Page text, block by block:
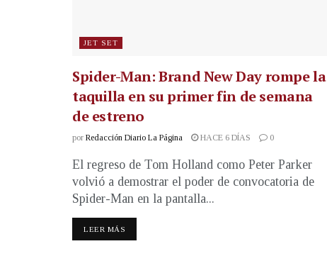
JET SET
Spider-Man: Brand New Day rompe la
taquilla en su primer fin de semana
de estreno
por Redacción Diario La Página HACE 6 DÍAS 0
El regreso de Tom Holland como Peter Parker
volvió a demostrar el poder de convocatoria de
Spider-Man en la pantalla...
LEER MÁS